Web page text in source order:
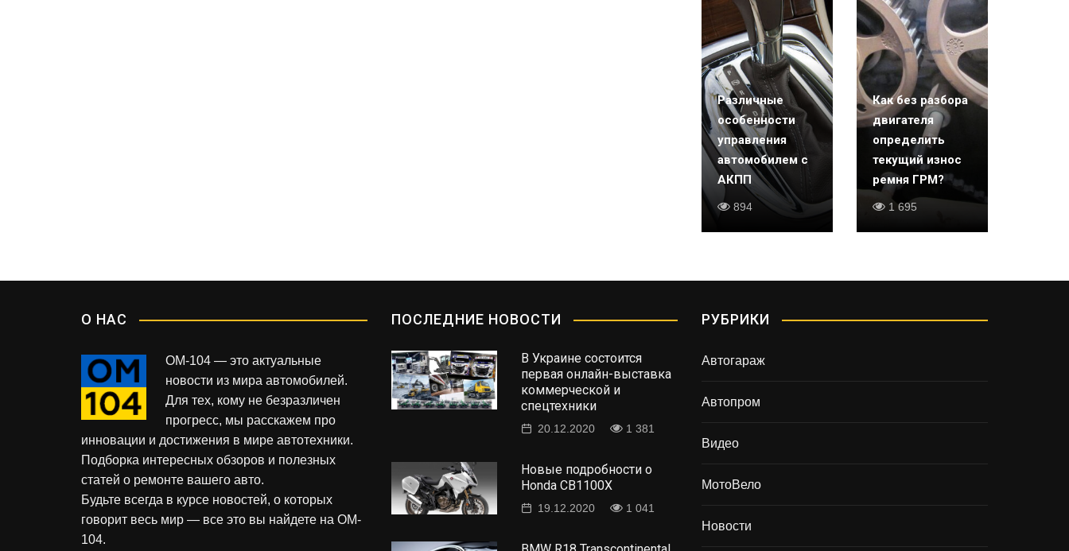
Различные
особенности
управления
автомобилем с
АКПП
894
Как без разбора
двигателя
определить
текущий износ
ремня ГРМ?
1 695
О НАС
OM-104 — это актуальные
новости из мира автомобилей.
Для тех, кому не безразличен
прогресс, мы расскажем про
инновации и достижения в мире автотехники.
Подборка интересных обзоров и полезных
статей о ремонте вашего авто.
Будьте всегда в курсе новостей, о которых
говорит весь мир — все это вы найдете на OM-
104.
ПОСЛЕДНИЕ НОВОСТИ
В Украине состоится
первая онлайн-выставка
коммерческой и
спецтехники
20.12.2020 1 381
Новые подробности о
Honda CB1100X
19.12.2020 1 041
РУБРИКИ
Автогараж
Автопром
Видео
МотоВело
Новости